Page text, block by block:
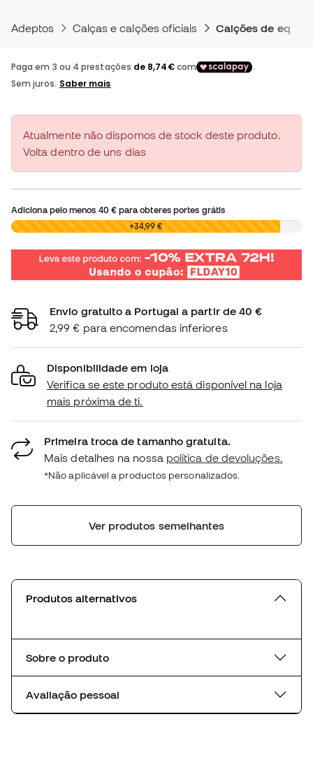
Adeptos Calças e calções oficiais Calções de
Atualmente não dispomos de stock deste produto.
Volta dentro de uns dias
Adiciona pelo menos 40 €para obteres portes grátis
0,00 € +34,99 €
Envio gratuito a Portugal a partir de 40 €
2,99 € para encomendas inferiores
Disponibilidade em loja
Verifica se este produto está disponível na loja
mais próxima de ti.
Primeira troca de tamanho gratuita.
Mais detalhes na nossa política de devoluções.
*Não aplicável a productos personalizados.
Ver produtos semelhantes
Produtos alternativos
Sobre o produto
Avaliação pessoal